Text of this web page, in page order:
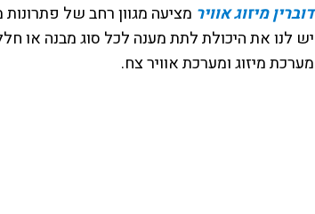
דוברין מיזוג אוויר מציעה מגוון רחב של פתרונות
יש לנו את היכולת לתת מענה לכל סוג מבנה או
מערכת מיזוג ומערכת אוויר צח.